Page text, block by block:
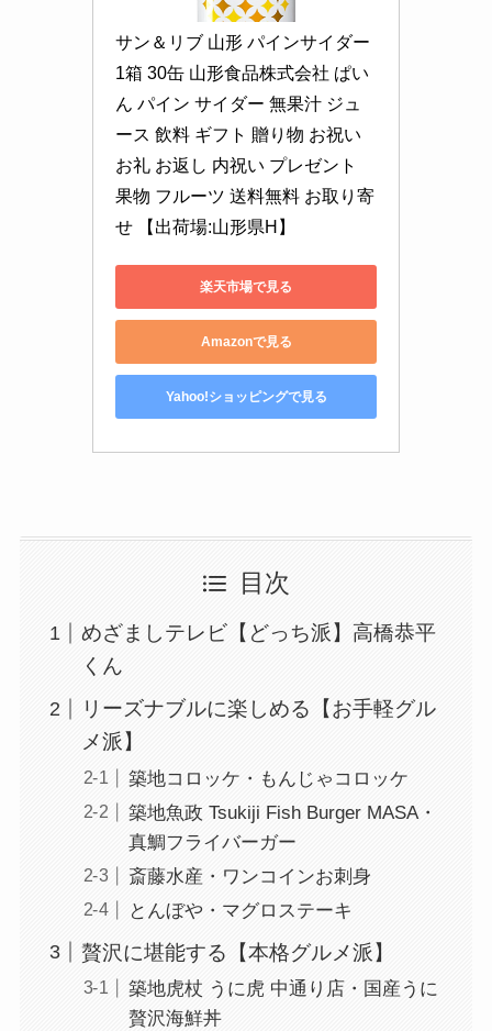
サン＆リブ 山形 パインサイダー
1箱 30缶 山形食品株式会社 ぱい
ん パイン サイダー 無果汁 ジュ
ース 飲料 ギフト 贈り物 お祝い
お礼 お返し 内祝い プレゼント
果物 フルーツ 送料無料 お取り寄
せ 【出荷場:山形県H】
楽天市場で見る
Amazonで見る
Yahoo!ショッピングで見る
目次
めざましテレビ【どっち派】高橋恭平
くん
リーズナブルに楽しめる【お手軽グル
メ派】
築地コロッケ・もんじゃコロッケ
築地魚政 Tsukiji Fish Burger MASA・
真鯛フライバーガー
斎藤水産・ワンコインお刺身
とんぼや・マグロステーキ
贅沢に堪能する【本格グルメ派】
築地虎杖 うに虎 中通り店・国産うに
贅沢海鮮丼